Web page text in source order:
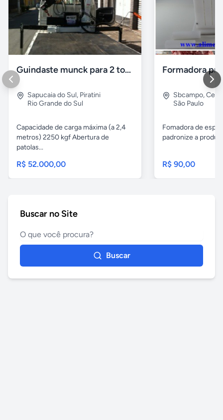
Guindaste munck para 2 toneladas
Sapucaia do Sul, Piratini
Rio Grande do Sul
Capacidade de carga máxima (a 2,4
metros) 2250 kgf Abertura de
patolas...
R$ 52.000,00
Sbcampo,
São Paulo
Fomadora de
padronize a
R$ 90,00
Buscar no Site
Buscar